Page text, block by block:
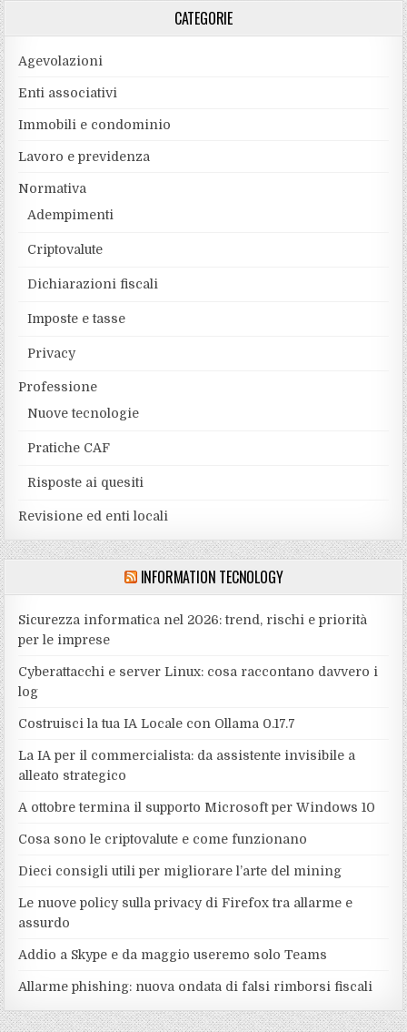
CATEGORIE
Agevolazioni
Enti associativi
Immobili e condominio
Lavoro e previdenza
Normativa
Adempimenti
Criptovalute
Dichiarazioni fiscali
Imposte e tasse
Privacy
Professione
Nuove tecnologie
Pratiche CAF
Risposte ai quesiti
Revisione ed enti locali
INFORMATION TECNOLOGY
Sicurezza informatica nel 2026: trend, rischi e priorità
per le imprese
Cyberattacchi e server Linux: cosa raccontano davvero i
log
Costruisci la tua IA Locale con Ollama 0.17.7
La IA per il commercialista: da assistente invisibile a
alleato strategico
A ottobre termina il supporto Microsoft per Windows 10
Cosa sono le criptovalute e come funzionano
Dieci consigli utili per migliorare l’arte del mining
Le nuove policy sulla privacy di Firefox tra allarme e
assurdo
Addio a Skype e da maggio useremo solo Teams
Allarme phishing: nuova ondata di falsi rimborsi fiscali